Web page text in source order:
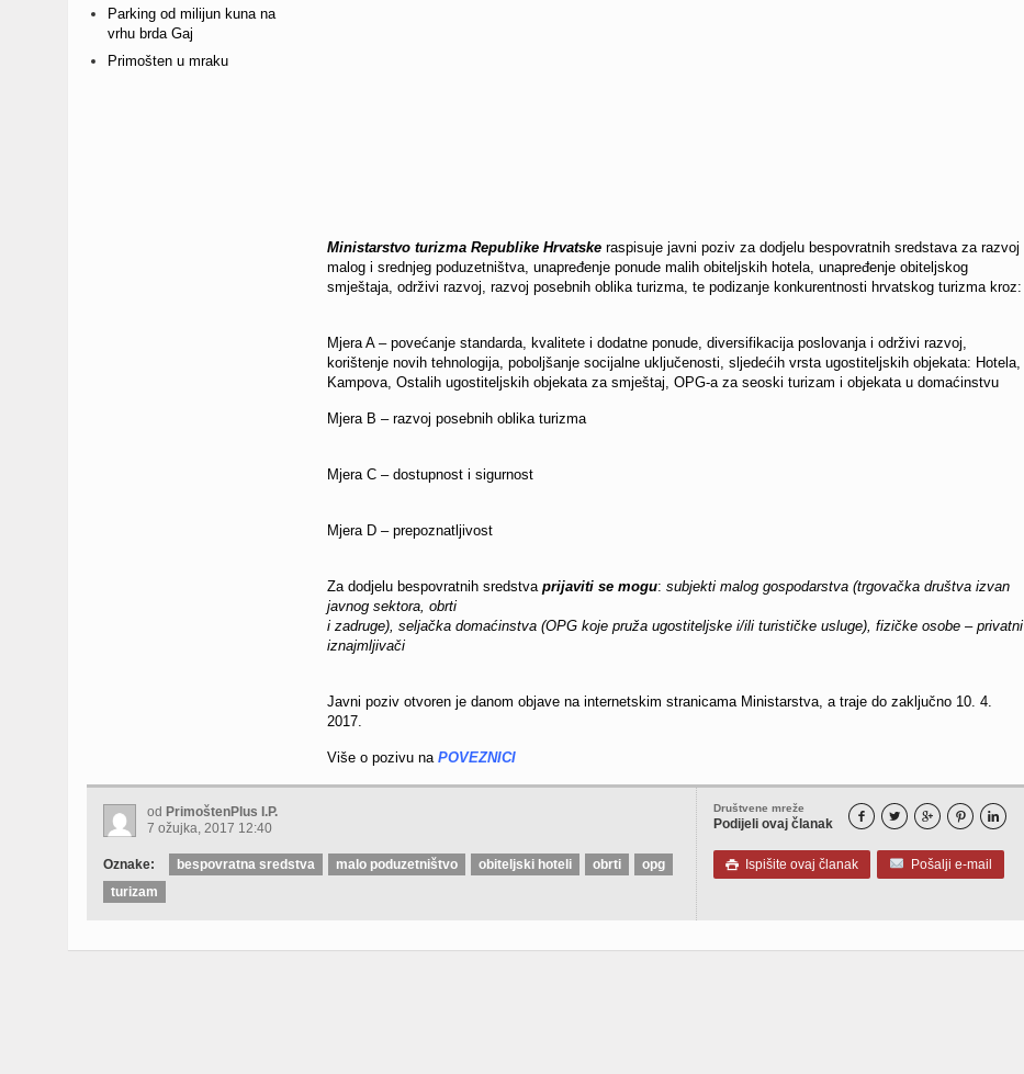
Parking od milijun kuna na
vrhu brda Gaj
Primošten u mraku
Ministarstvo turizma Republike Hrvatskeraspisuje javni poziv za dodjelu bespovratnih sredstava za razvoj
malog i srednjeg poduzetništva, unapređenje ponude malih obiteljskih hotela, unapređenje obiteljskog
smještaja, održivi razvoj, razvoj posebnih oblika turizma, te podizanje konkurentnosti hrvatskog turizma kroz:
Mjera A – povećanje standarda, kvalitete i dodatne ponude, diversifikacija poslovanja i održivi razvoj,
korištenje novih tehnologija, poboljšanje socijalne uključenosti, sljedećih vrsta ugostitel jskih objekata: Hotela,
Kampova, Ostalih ugostiteljskih objekata za smještaj, OPG-a za seoski turizam i objekata u domaćinstvu
Mjera B – razvoj posebnih oblika turizma
Mjera C – dostupnost i sigurnost
Mjera D – prepoznatljivost
Za dodjelu bespovratnih sredstvaprijaviti se mogu: subjekti malog gospodarstva (trgovačka društva izvan
javnog sektora, obrti
i zadruge), seljačka domaćinstva (OPG koje pruža ugostiteljske i/ili turističke usluge), fizičke osobe – privatni
iznajmljivači
Javni poziv otvoren je danom objave na internetskim stranicama Ministarstva, a traje do zaključno 10. 4.
2017.
Više o pozivu na POVEZNICI
Društvene mreže
Podijeli ovaj članak     
 Ispišite ovaj članak Pošalji e-mail
od PrimoštenPlus I.P.
7 ožujka, 2017 12:40
Oznake: bespovratna sredstva malo poduzetništvo obiteljski hoteli obrti
opg
turizam